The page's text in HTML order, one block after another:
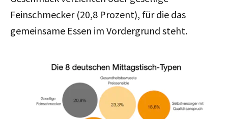
Feinschmecker (20,8 Prozent), für die das
gemeinsame Essen im Vordergrund steht.